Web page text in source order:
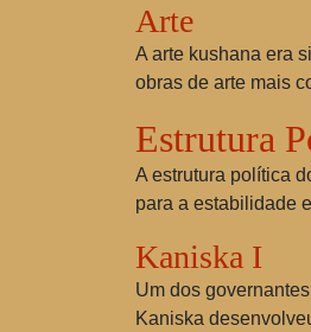
Arte
A arte kushana era
obras de arte mais
Estrutura
A estrutura política
para a estabilidade
Kaniska I
Um dos
Kaniska